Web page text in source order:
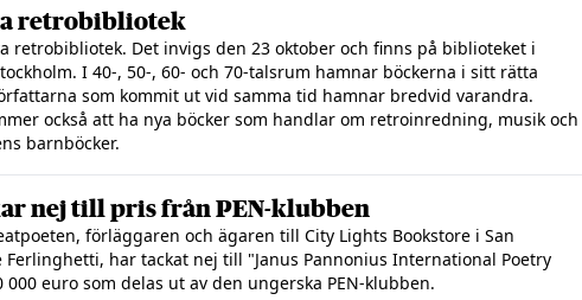
retrobibliotek
retrobibliotek. Det invigs den 23 oktober och finns på biblioteket i
I 40-, 50-, 60- och 70-talsrum hamnar böckerna i sitt rätta
som kommit ut vid samma tid hamnar bredvid varandra.
också att ha nya böcker som handlar om retroinredning, musik och
barnböcker.
nej till pris från PEN-klubben
förläggaren och ägaren till City Lights Bookstore i San
Ferlinghetti, har tackat nej till "Janus Pannonius International Poetry
000 euro som delas ut av den ungerska PEN-klubben.